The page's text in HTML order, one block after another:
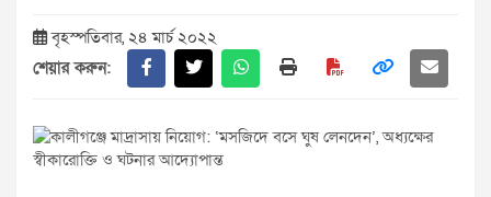
বৃহস্পতিবার, ২৪ মার্চ ২০২২
শেয়ার করুন: